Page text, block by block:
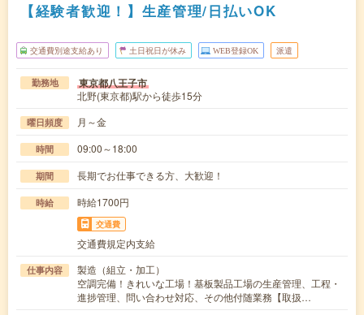
【経験者歓迎！】生産管理/日払いOK
交通費別途支給あり 土日祝日が休み WEB登録OK 派遣
勤務地 東京都八王子市
北野(東京都)駅から徒歩15分
曜日頻度 月～金
時間 09:00～18:00
期間 長期でお仕事できる方、大歓迎！
時給 時給1700円
交通費
交通費規定内支給
仕事内容
製造（組立・加工）
空調完備！きれいな工場！基板製品工場の生産管理、工程・
進捗管理、問い合わせ対応、その他付随業務【取扱…